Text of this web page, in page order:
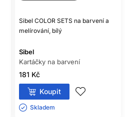
Sibel COLOR SETS na barvení a
melírování, bílý
Sibel
Kartáčky na barvení
181 Kč
Koupit
Skladem ㅤ